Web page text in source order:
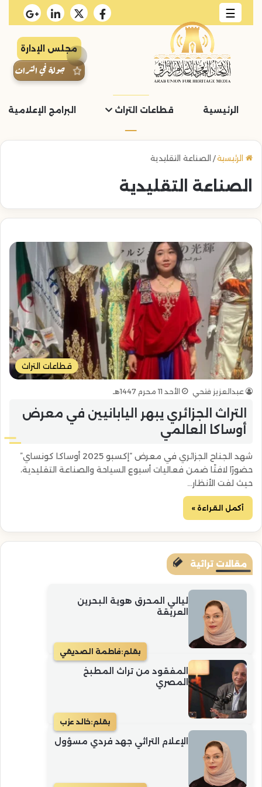
☰
مجلس الإدارة
جولة في التراث
الرئيسية قطاعات التراث البرامج الإعلامية
الرئيسية/ الصناعة التقليدية
الصناعة التقليدية
قطاعات التراث
عبدالعزيز فتحي الأحد 11 محرم 1447هـ
التراث الجزائري يبهر اليابانيين في معرض
أوساكا العالمي
شهد الجناح الجزائري في معرض “إكسبو 2025 أوساكا كونساي”
حضورًا لافتًا ضمن فعاليات أسبوع السياحة والصناعة التقليدية،
حيث لفت الأنظار…
أكمل القراءة »
مقالات تراثية
ليالي المحرق هوية البحرين
العريقة
بقلم:فاطمة الصديقي
المفقود من تراث المطبخ
المصري
بقلم:خالد عزب
الإعلام التراثي جهد فردي مسؤول